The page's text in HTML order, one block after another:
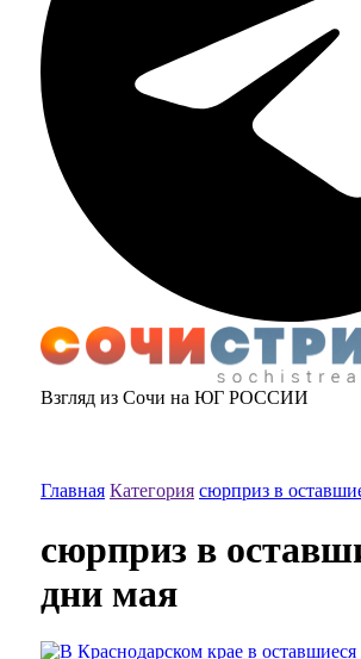
Взгляд из Сочи на ЮГ РОССИИ
Главная Категория сюрприз в
сюрприз в
дни мая